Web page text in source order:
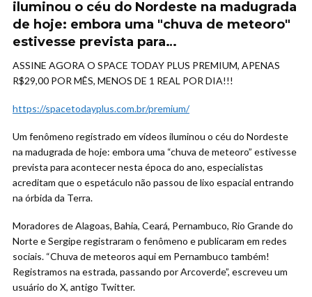
iluminou o céu do Nordeste na madugrada
de hoje: embora uma "chuva de meteoro"
estivesse prevista para…
ASSINE AGORA O SPACE TODAY PLUS PREMIUM, APENAS
R$29,00 POR MÊS, MENOS DE 1 REAL POR DIA!!!
https://spacetodayplus.com.br/premium/
Um fenômeno registrado em vídeos iluminou o céu do Nordeste
na madugrada de hoje: embora uma “chuva de meteoro” estivesse
prevista para acontecer nesta época do ano, especialistas
acreditam que o espetáculo não passou de lixo espacial entrando
na órbida da Terra.
Moradores de Alagoas, Bahia, Ceará, Pernambuco, Rio Grande do
Norte e Sergipe registraram o fenômeno e publicaram em redes
sociais. “Chuva de meteoros aqui em Pernambuco também!
Registramos na estrada, passando por Arcoverde”, escreveu um
usuário do X, antigo Twitter.